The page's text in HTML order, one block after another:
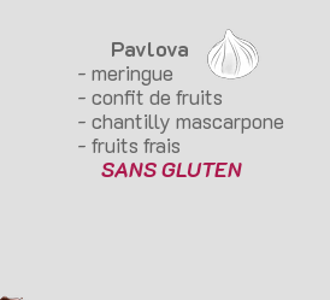
Pavlova
- meringue
- confit de fruits
- chantilly mascarpone
- fruits frais
SANS GLUTEN